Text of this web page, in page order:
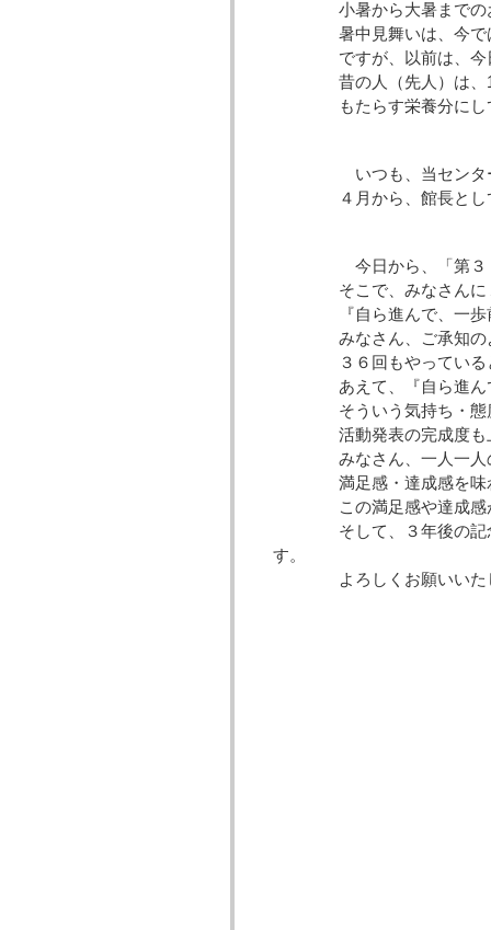
小暑から大暑までのお
暑中見舞いは、今では梅
ですが、以前は、今日
昔の人（先人）は、1年
もたらす栄養分にして
いつも、当センターを
４月から、館長として赴
今日から、「第３７回
そこで、みなさんに１
『自ら進んで、一歩前へ
みなさん、ご承知のよう
３６回もやっていると、
あえて、『自ら進んで
そういう気持ち・態度で
活動発表の完成度も上が
みなさん、一人一人の力
満足感・達成感を味わ
この満足感や達成感が、
そして、３年後の記念す
す。
よろしくお願い